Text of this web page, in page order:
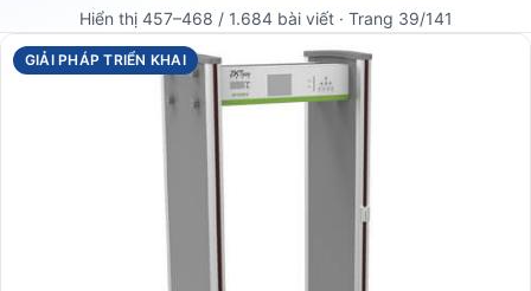
Hiển thị 457–468 / 1.684 bài viết · Trang 39/141
GIẢI PHÁP TRIỂN KHAI